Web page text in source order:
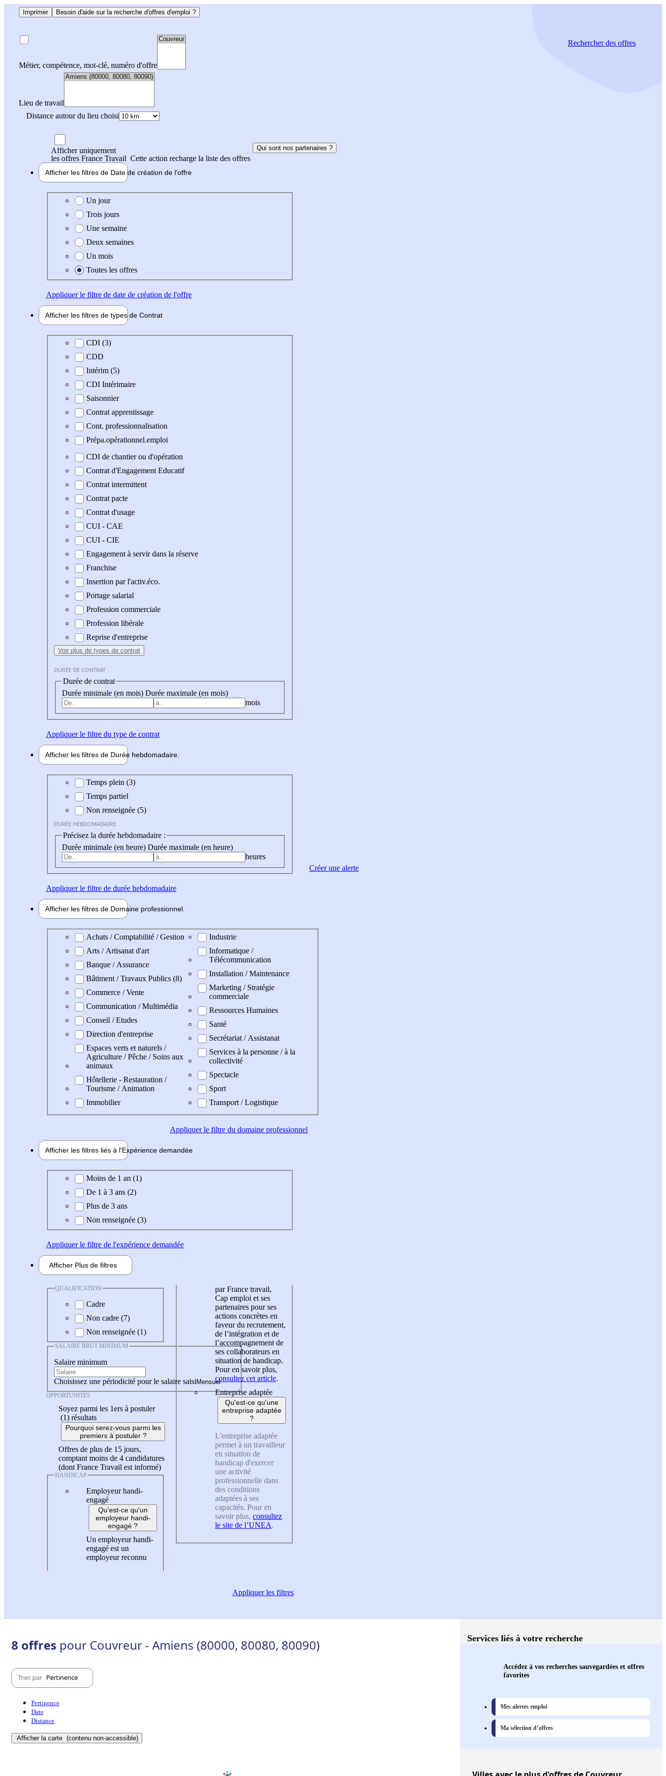
Imprimer Besoin d'aide sur la recherche d'offres d'emploi ?
Métier, compétence, mot-clé, numéro d'offre
Lieu de travail
Distance autour du lieu choisi
Rechercherdes offres
Afficher uniquement
les offres France Travail Cette action recharge la liste des offres
Qui sont nos partenaires ?
Afficher les filtres de Date de création de l'offre
Date de création de l'offre
Un jour
Trois jours
Une semaine
Deux semaines
Un mois
Toutes les offres
Appliquerle filtre de date de création de l'offre
Afficher les filtres de types de Contrat
Type de contrat
CDI (3)
CDD
Intérim (5)
CDI Intérimaire
Saisonnier
Contrat apprentissage
Cont. professionnalisation
Prépa.opérationnel.emploi
CDI de chantier ou d'opération
Contrat d'Engagement Educatif
Contrat intermittent
Contrat pacte
Contrat d'usage
CUI - CAE
CUI - CIE
Engagement à servir dans la réserve
Franchise
Insertion par l'activ.éco.
Portage salarial
Profession commerciale
Profession libérale
Reprise d'entreprise
Voir plus de types de contrat
DURÉE DE CONTRAT
Durée de contrat
Durée minimale (en mois) Durée maximale (en mois)
mois
Appliquerle filtre du type de contrat
Afficher les filtres de Durée hebdomadaire
Durée hebdomadaire
Temps plein (3)
Temps partiel
Non renseignée (5)
DURÉE HEBDOMADAIRE
Précisez la durée hebdomadaire :
Durée minimale (en heure) Durée maximale (en heure)
heures
Appliquerle filtre de durée hebdomadaire
Afficher les filtres de Domaine professionnel
Domaine professionel
Achats / Comptabilité / Gestion
Arts / Artisanat d'art
Banque / Assurance
Bâtiment / Travaux Publics (8)
Commerce / Vente
Communication / Multimédia
Conseil / Etudes
Direction d'entreprise
Espaces verts et naturels /
Agriculture / Pêche / Soins aux
animaux
Hôtellerie - Restauration /
Tourisme / Animation
Immobilier
Industrie
Informatique /
Télécommunication
Installation / Maintenance
Marketing / Stratégie
commerciale
Ressources Humaines
Santé
Secrétariat / Assistanat
Services à la personne / à la
collectivité
Spectacle
Sport
Transport / Logistique
Appliquerle filtre du domaine professionnel
Afficher les filtres liés à l'Expérience demandée
Expérience demandée
Moins de 1 an (1)
De 1 à 3 ans (2)
Plus de 3 ans
Non renseignée (3)
Appliquerle filtre de l'expérience demandée
Afficher Plus de filtres
QUALIFICATION
Cadre
Non cadre (7)
Non renseignée (1)
SALAIRE BRUT MINIMUM
Salaire minimum
Choisissez une périodicité pour le salaire saisi
OPPORTUNITÉS
Soyez parmi les 1ers à postuler
(1) résultats
Pourquoi serez-vous parmi les
premiers à postuler ?
Offres de plus de 15 jours,
comptant moins de 4 candidatures
(dont France Travail est informé)
HANDICAP
Employeur handi-
engagé
Qu'est-ce qu'un
employeur handi-
engagé ?
Un employeur handi-
engagé est un
employeur reconnu
par France travail,
Cap emploi et ses
partenaires pour ses
actions concrètes en
faveur du recrutement,
de l’intégration et de
l’accompagnement de
ses collaborateurs en
situation de handicap.
Pour en savoir plus,
consultez cet article.
Entreprise adaptée
Qu'est-ce qu'une
entreprise adaptée
?
L'entreprise adaptée
permet à un travailleur
en situation de
handicap d'exercer
une activité
professionnelle dans
des conditions
adaptées à ses
capacités. Pour en
savoir plus, consultez
le site de l’UNEA.
Appliquerles filtres
Créer une alerte
8 offres pour Couvreur - Amiens (80000, 80080, 80090)
Trier par Pertinence
Pertinence
Date
Distance
Afficher la carte (contenu non-accessible)
Services liés à votre recherche
Accédez à vos recherches sauvegardées et offres
favorites
Mes alertes emploi
Ma sélection d’offres